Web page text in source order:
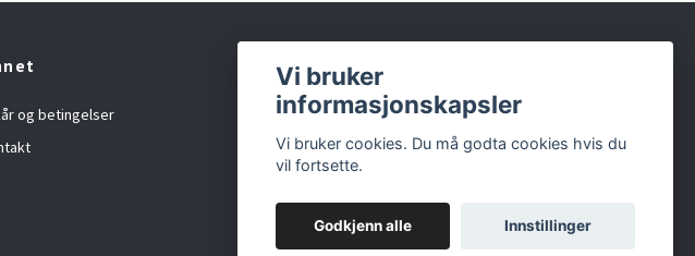
og betingelser
Sosiale medier
Facebook
Instagram
Vi bruker
informasjonskapsler
Vi bruker cookies. Du må godta cookies hvis du
vil fortsette.
Godkjenn alle Innstillinger